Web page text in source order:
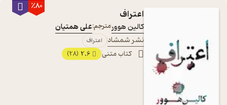
٪80
اعتراف
کالین هوورمترجم:علی همتیان
نشر شمشاد
اعتراف
کتاب متنی 2.6
(28)